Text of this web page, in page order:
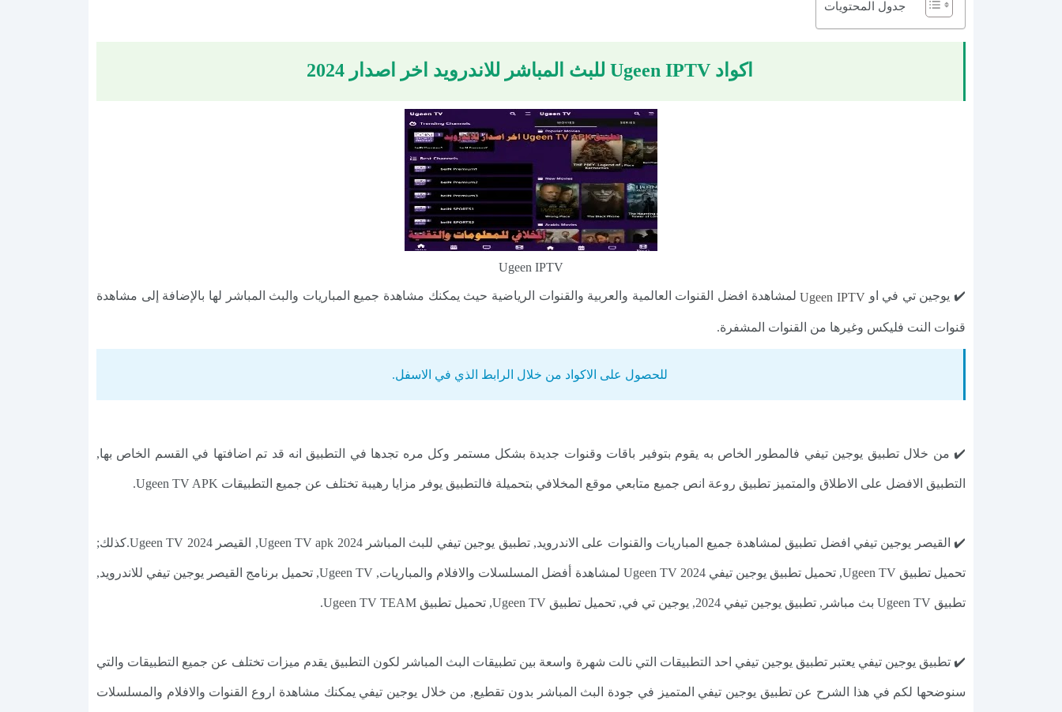
جدول المحتويات
اكواد Ugeen IPTV للبث المباشر للاندرويد اخر اصدار 2024
Ugeen IPTV
✔️ يوجين تي في اوUgeen IPTVلمشاهدة افضل القنوات العالمية والعربية والقنوات الرياضية حيث يمكنك مشاهدة جميع المباريات والبث المباشر لها بالإضافة إلى مشاهدة
قنوات النت فليكس وغيرها من القنوات المشفرة.
للحصول على الاكواد من خلال الرابط الذي في الاسفل.
✔️ من خلال تطبيق يوجين تيفي فالمطور الخاص به يقوم بتوفير باقات وقنوات جديدة بشكل مستمر وكل مره تجدها في التطبيق انه قد تم اضافتها في القسم الخاص بها,
التطبيق الافضل على الاطلاق والمتميز تطبيق روعة انص جميع متابعي موقع المخلافي بتحميلة فالتطبيق يوفر مزايا رهيبة تختلف عن جميع التطبيقات Ugeen TV APK.
✔️ القيصر يوجين تيفي افضل تطبيق لمشاهدة جميع المباريات والقنوات على الاندرويد, تطبيق يوجين تيفي للبث المباشر Ugeen TV apk 2024, القيصر Ugeen TV 2024.كذلك;
تحميل تطبيق Ugeen TV, تحميل تطبيق يوجين تيفي Ugeen TV 2024 لمشاهدة أفضل المسلسلات والافلام والمباريات, Ugeen TV, تحميل برنامج القيصر يوجين تيفي للاندرويد,
تطبيق Ugeen TV بث مباشر, تطبيق يوجين تيفي 2024, يوجين تي في, تحميل تطبيق Ugeen TV, تحميل تطبيق Ugeen TV TEAM.
✔️ تطبيق يوجين تيفي يعتبر تطبيق يوجين تيفي احد التطبيقات التي نالت شهرة واسعة بين تطبيقات البث المباشر لكون التطبيق يقدم ميزات تختلف عن جميع التطبيقات والتي
سنوضحها لكم في هذا الشرح عن تطبيق يوجين تيفي المتميز في جودة البث المباشر بدون تقطيع, من خلال يوجين تيفي يمكنك مشاهدة اروع القنوات والافلام والمسلسلات